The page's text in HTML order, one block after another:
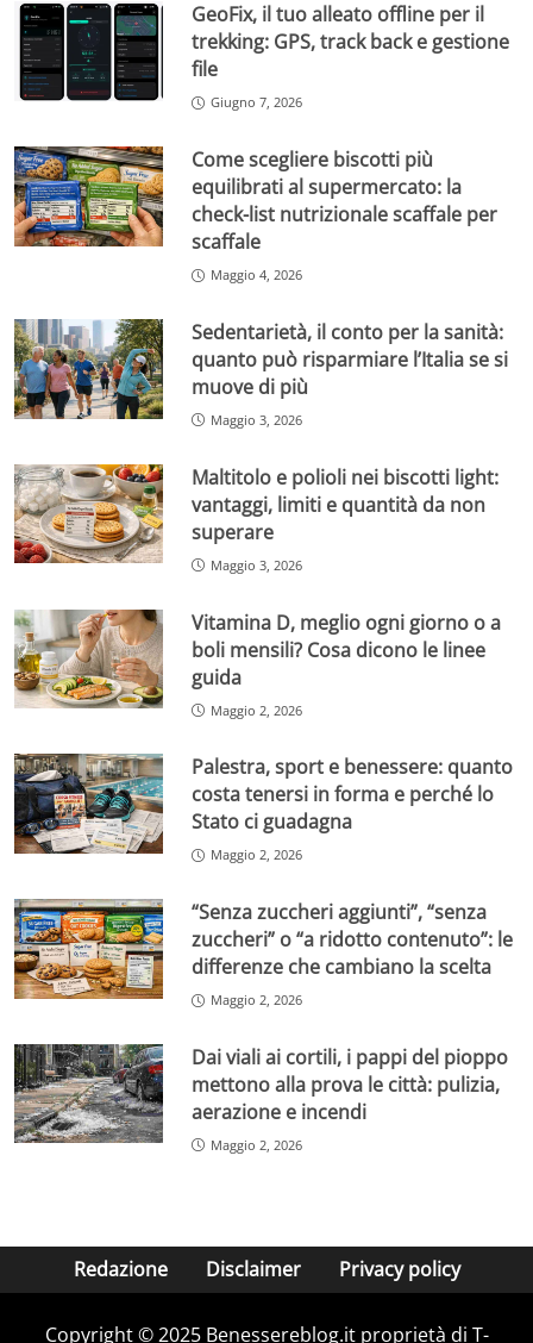
GeoFix, il tuo alleato offline per il
trekking: GPS, track back e gestione
file
Giugno 7, 2026
Come scegliere biscotti più
equilibrati al supermercato: la
check-list nutrizionale scaffale per
scaffale
Maggio 4, 2026
Sedentarietà, il conto per la sanità:
quanto può risparmiare l’Italia se si
muove di più
Maggio 3, 2026
Maltitolo e polioli nei biscotti light:
vantaggi, limiti e quantità da non
superare
Maggio 3, 2026
Vitamina D, meglio ogni giorno o a
boli mensili? Cosa dicono le linee
guida
Maggio 2, 2026
Palestra, sport e benessere: quanto
costa tenersi in forma e perché lo
Stato ci guadagna
Maggio 2, 2026
“Senza zuccheri aggiunti”, “senza
zuccheri” o “a ridotto contenuto”: le
differenze che cambiano la scelta
Maggio 2, 2026
Dai viali ai cortili, i pappi del pioppo
mettono alla prova le città: pulizia,
aerazione e incendi
Maggio 2, 2026
Redazione Disclaimer Privacy policy
Copyright © 2025 Benessereblog.it proprietà di T-